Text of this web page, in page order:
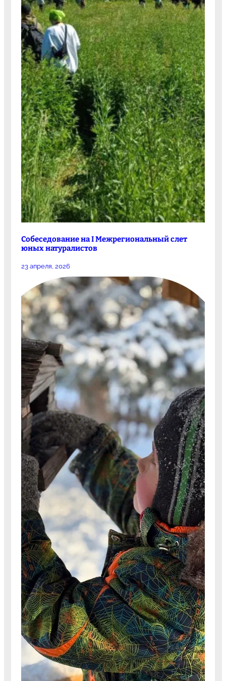
Собеседование на I Межрегиональный слет
юных натуралистов
23 апреля, 2026